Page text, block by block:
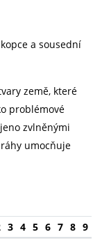
a sousední
země, které
problémové
zvlněnými
umocňuje
3 4 5 6 7 8 9